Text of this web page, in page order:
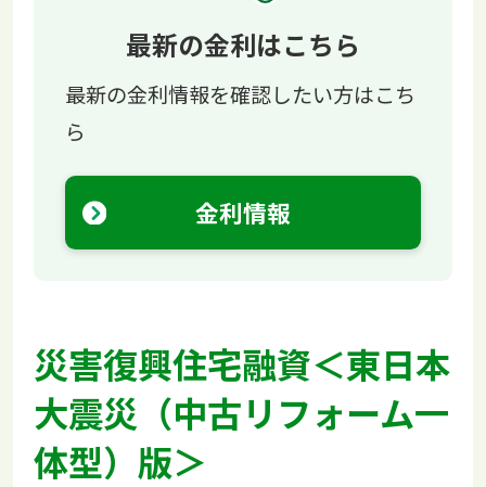
最新の金利はこちら
最新の金利情報を確認したい方はこち
ら
金利情報
災害復興住宅融資＜東日本
大震災（中古リフォーム一
体型）版＞